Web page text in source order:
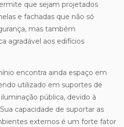
que sejam projetados
e fachadas que não só
mas também
agradável aos edifícios
encontra ainda espaço em
utilizado em suportes de
pública, devido à
capacidade de suportar as
externos é um forte fator